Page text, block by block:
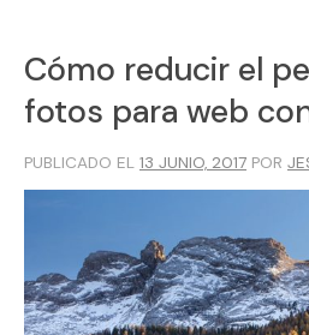
Cómo reducir el
fotos para web
PUBLICADO EL 13 JUNIO, 2017 POR